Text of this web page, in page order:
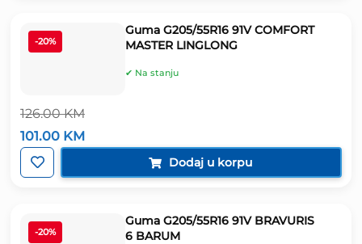
-20%
126.00KM
Izvorna
cijena
bila
je:
101.00 KM
cijena
101.00 KM.
Guma G205/55R16 91V COMFORT
MASTER LINGLONG
✔ Na stanju
Dodaj u korpu
-20%
Guma G205/55R16 91V BRAVURIS
6 BARUM